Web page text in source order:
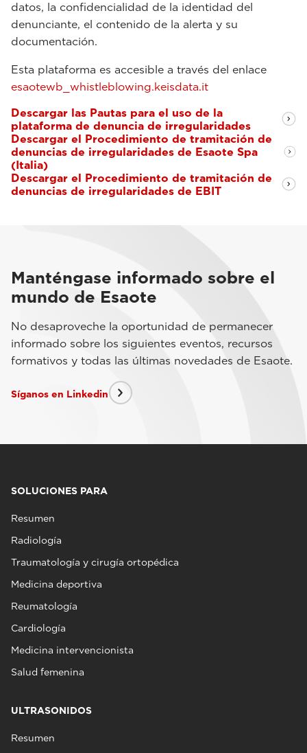
datos, la confidencialidad de la identidad del
denunciante, el contenido de la alerta y su
documentación.
Esta plataforma es accesible a través del enlace
esaotewb_whistleblowing.keisdata.it
Descargar las Pautas para el uso de la
plataforma de denuncia de irregularidades
Descargar el Procedimiento de tramitación de
denuncias de irregularidades de Esaote Spa
(Italia)
Descargar el Procedimiento de tramitación de
denuncias de irregularidades de EBIT
Manténgase informado sobre el
mundo de Esaote
No desaproveche la oportunidad de permanecer
informado sobre los siguientes eventos, recursos
formativos y todas las últimas novedades de Esaote.
Síganos en Linkedin
SOLUCIONES PARA
Resumen
Radiología
Traumatología y cirugía ortopédica
Medicina deportiva
Reumatología
Cardiología
Medicina intervencionista
Salud femenina
ULTRASONIDOS
Resumen